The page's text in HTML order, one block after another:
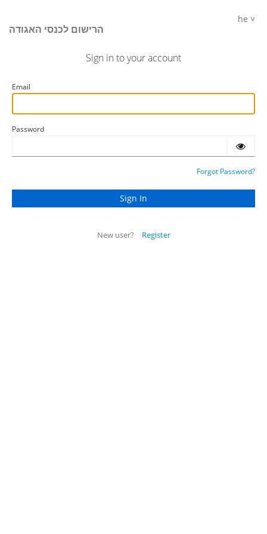
הרישום לכנסי האגודה
he
Sign in to your account
Email
Password
Forgot Password?
New user? Register